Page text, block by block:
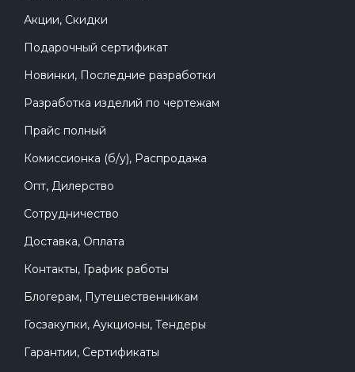
Акции, Скидки
Подарочный сертификат
Новинки, Последние разработки
Разработка изделий по чертежам
Прайс полный
Комиссионка (б/у), Распродажа
Опт, Дилерство
Сотрудничество
Доставка, Оплата
Контакты, График работы
Блогерам, Путешественникам
Госзакупки, Аукционы, Тендеры
Гарантии, Сертификаты